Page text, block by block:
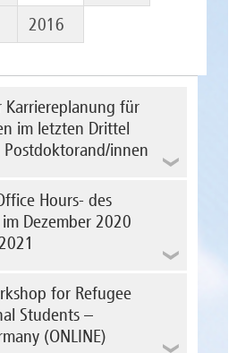
2016
Karriereplanung für
im letzten Drittel
innen
für
letzten Drittel der
innen statt.
mehr erfahren
Hours- des
Dezember 2020
im Career Center der
Stendal keine
for Refugee
Students –
(ONLINE)